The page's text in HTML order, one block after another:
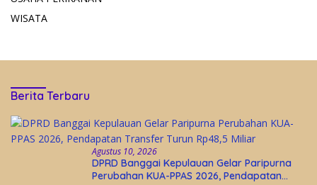
WISATA
Berita Terbaru
Agustus 10, 2026
DPRD Banggai Kepulauan Gelar Paripurna
Perubahan KUA-PPAS 2026, Pendapatan